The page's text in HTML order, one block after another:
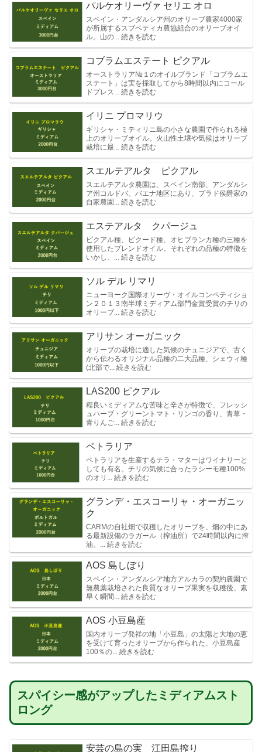
パルケオリーヴァ セリエ オロ
スペイン・アンダルシア州のオリーブ農家4000家
が所属するスブベティカ農協組合のオリーブオイ
ル。山の... 続きを読む
コブラムエステート ピクアル
オーストラリア№１のオイルブランド「コブラムエ
ステート」は実を採取してから8時間以内にコール
ドプレス... 続きを読む
イリニ プロマリウ
ギリシャ・ミティリニ島の小さな農園で作られる極
上のオリーブオイル。火山性土壌や気候はオリーブ
栽培に最... 続きを読む
スエルテアルタ ピクアル
スエルテアルタ農園は、スペイン南部、アンダルシ
ア州コルドバ、バエナ地区にあり、プラド侯爵家の
自家農園... 続きを読む
エステアルタ クパージュ
ピクアル種、ピクード種、オヒブランカ種の三種を
使用したブレンドオイル。それぞれの品種の特徴を
いかし、... 続きを読む
ソル デル リマリ
ニューヨーク国際オリーヴ・オイルコンペティショ
ン２０１３南半球ミディアム部門金賞受賞のチリの
オリーブ... 続きを読む
アリサン オーガニック
オリーブの栽培に適した気候のチュニジアで、古く
から伝わるオリジナル品種の二大品種、シェウィ種
(北部で... 続きを読む
LAS200 ピクアル
程良いミディアムな苦味と辛さが特徴で、フレッシ
ュハーブ・グリーントマト・リンゴの香り、青草・
青りんご... 続きを読む
ペトラリア
ペトラリアを生産するテラ・マターはワイナリーと
しても有名。チリの気候に合ったラシーモ種100%
のオリ... 続きを読む
グランデ・エスコーリャ・オーガニッ
ク
CARMの自社畑で収穫したオリーブを、畑の中にあ
る最新設備のラガール（搾油所）で24時間以内に搾
油。... 続きを読む
AOS 島しぼり
スペイン・アンダルシア地方アルカラの契約農園で
無農薬栽培された良質なオリーブ果実を収穫後、素
早く瞬間... 続きを読む
AOS 小豆島産
国内オリーブ発祥の地「小豆島」の太陽と大地の恵
を受けて育ったオリーブから作られた、小豆島産
100％の... 続きを読む
スパイシー感がアップしたミディアムスト
ロング
安芸の島の実 江田島搾り